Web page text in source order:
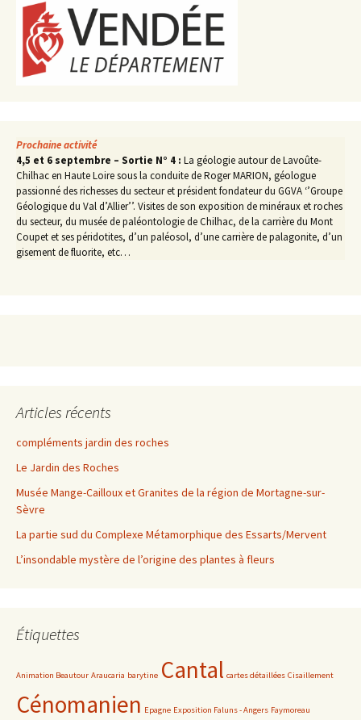
Prochaine activité
4,5 et 6 septembre – Sortie N° 4 : La géologie autour de Lavoûte-
Chilhac en Haute Loire sous la conduite de Roger MARION, géologue
passionné des richesses du secteur et président fondateur du GGVA ‘’Groupe
Géologique du Val d’Allier’’. Visites de son exposition de minéraux et roches
du secteur, du musée de paléontologie de Chilhac, de la carrière du Mont
Coupet et ses péridotites, d’un paléosol, d’une carrière de palagonite, d’un
gisement de fluorite, etc…
Articles récents
compléments jardin des roches
Le Jardin des Roches
Musée Mange-Cailloux et Granites de la région de Mortagne-sur-
Sèvre
La partie sud du Complexe Métamorphique des Essarts/Mervent
L’insondable mystère de l’origine des plantes à fleurs
Étiquettes
Animation Beautour Araucaria barytine Cantal cartes détaillées Cisaillement
Cénomanien Epagne Exposition Faluns - Angers Faymoreau